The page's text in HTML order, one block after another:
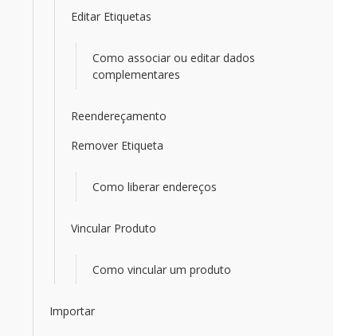
Editar Etiquetas
Como associar ou editar dados
complementares
Reendereçamento
Remover Etiqueta
Como liberar endereços
Vincular Produto
Como vincular um produto
Importar